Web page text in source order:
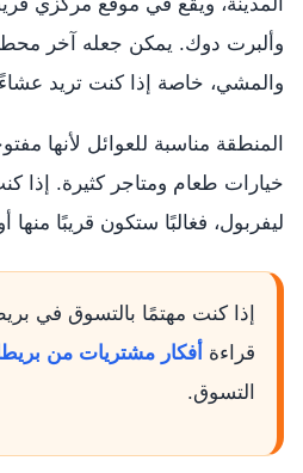
وألبرت دوك. يمكن جعله آخر
والمشي، خاصة إذا كنت تريد
المنطقة مناسبة للعوائل لأنها
خيارات طعام ومتاجر كثيرة. إذا
ليفربول، فغالبًا ستكون قريبًا منها
إذا كنت مهتمًا بالتسوق في
قراءة أفكار مشتريات من
التسوق.